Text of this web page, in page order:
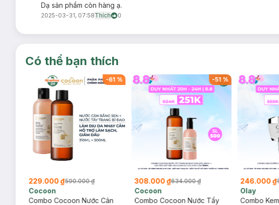
Dạ sản phẩm còn hàng ạ.
2025-03-31, 07:58Thích 0
Có thể bạn thích
-61 %
229.000 ₫590.000 ₫
Cocoon
Combo Cocoon Nước Cân
-51 %
308.000 ₫634.000 ₫
Cocoon
Combo Cocoon Nước Tẩy
246.000 ₫
Olay
Combo